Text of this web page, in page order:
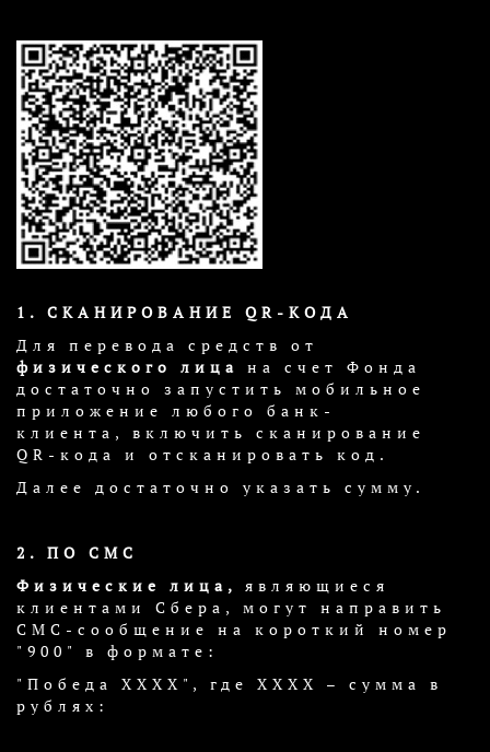
1. СКАНИРОВАНИЕ QR-КОДА
Для перевода средств от
физического лица на счет Фонда
достаточно запустить мобильное
приложение любого банк-
клиента, включить сканирование
QR-кода и отсканировать код.
Далее достаточно указать сумму.
2. ПО СМС
Физические лица, являющиеся
клиентами Сбера, могут направить
СМС-сообщение на короткий номер
"900" в формате:
"Победа ХХХХ", где ХХХХ – сумма в
рублях: